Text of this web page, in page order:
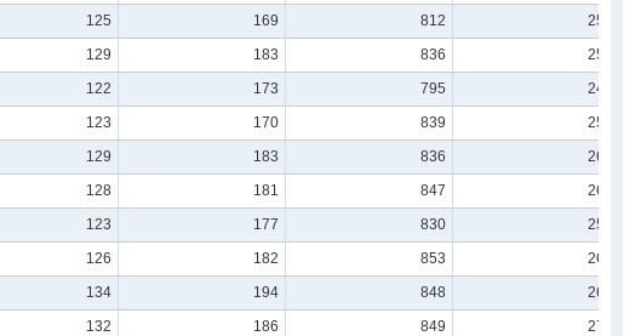
125 169 812
255
129 183 836
258
122 173 795
244
123 170 839
254
129 183 836
262
128 181 847
264
123 177 830
254
126 182 853
260
134 194 848
268
132 186 849
272